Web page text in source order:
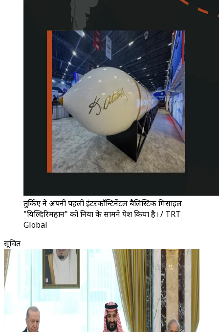
तुर्किए ने अपनी पहली इंटरकॉन्टिनेंटल बैलिस्टिक मिसाइल
"यिल्दिरिमहान" को दुनिया के सामने पेश किया है। / TRT
Global
सूचित